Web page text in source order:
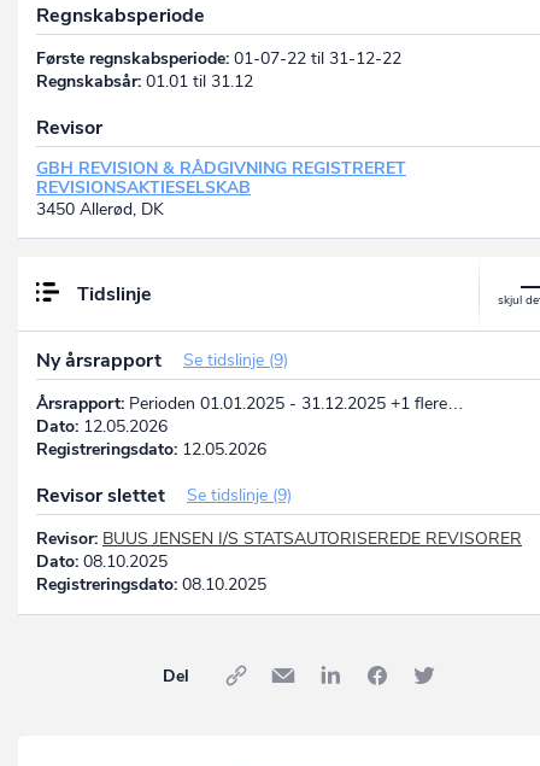
Regnskabsperiode
Første regnskabsperiode: 01-07-22 til 31-12-22
Regnskabsår: 01.01 til 31.12
Revisor
GBH REVISION & RÅDGIVNING REGISTRERET
REVISIONSAKTIESELSKAB
3450 Allerød, DK
Tidslinje
Ny årsrapport
Se tidslinje (9)
Årsrapport: Perioden 01.01.2025 - 31.12.2025 +1 flere…
Dato: 12.05.2026
Registreringsdato: 12.05.2026
Revisor slettet
Se tidslinje (9)
Revisor: BUUS JENSEN I/S STATSAUTORISEREDE REVISORER
Dato: 08.10.2025
Registreringsdato: 08.10.2025
Del